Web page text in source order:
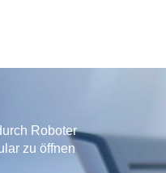
Roboter
zu öffnen